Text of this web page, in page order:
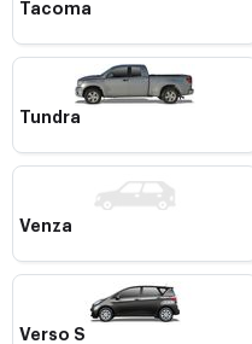
Tacoma
Tundra
Venza
Verso S